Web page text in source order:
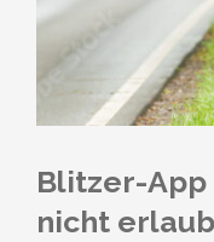
Blitzer-
nicht